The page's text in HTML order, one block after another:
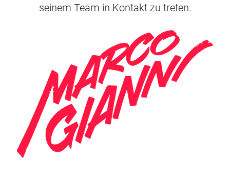
seinem Team in Kontakt zu treten.